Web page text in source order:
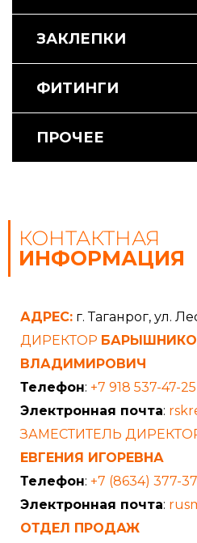
ЗАКЛЕПКИ
ФИТИНГИ
ПРОЧЕЕ
КОНТАКТНАЯ
ИНФОРМАЦИЯ
АДРЕС: г. Таганрог, ул.
ДИРЕКТОР
ВЛАДИМИРОВИЧ
Телефон: +7 918 537-47-25
Электронная почта:
ЗАМЕСТИТЕЛЬ
ЕВГЕНИЯ ИГОРЕВНА
Телефон: +7 (8634) 377-
Электронная почта:
ОТДЕЛ ПРОДАЖ